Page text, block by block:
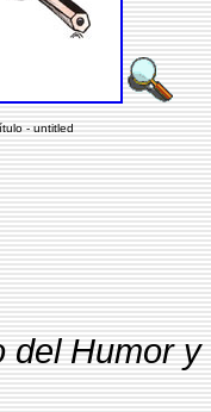
- untitled
del Humor